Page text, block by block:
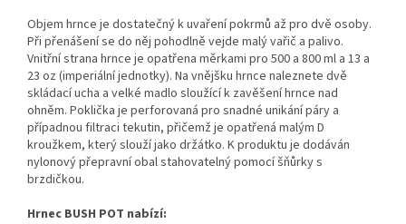
Objem hrnce je dostatečný k uvaření pokrmů až pro dvě osoby.
Při přenášení se do něj pohodlně vejde malý vařič a palivo.
Vnitřní strana hrnce je opatřena měrkami pro 500 a 800 ml a 13 a
23 oz (imperiální jednotky). Na vnějšku hrnce naleznete dvě
skládací ucha a velké madlo sloužící k zavěšení hrnce nad
ohněm. Poklička je perforovaná pro snadné unikání páry a
případnou filtraci tekutin, přičemž je opatřená malým D
kroužkem, který slouží jako držátko. K produktu je dodáván
nylonový přepravní obal stahovatelný pomocí šňůrky s
brzdičkou.
Hrnec BUSH POT nabízí: